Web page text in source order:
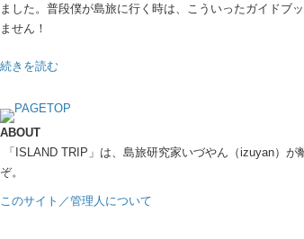
ました。普段僕が島旅に行く時は、こういったガイドブ
ません！
続きを読む
ABOUT
「ISLAND TRIP」は、島旅研究家いづやん（izuyan）
ぞ。
このサイト／管理人について